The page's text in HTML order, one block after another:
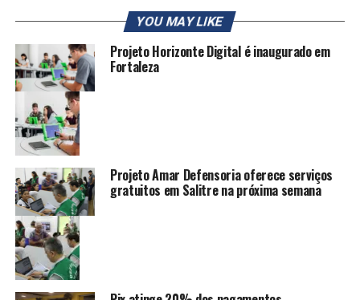
YOU MAY LIKE
Projeto Horizonte Digital é inaugurado em
Fortaleza
Projeto Amar Defensoria oferece serviços
gratuitos em Salitre na próxima semana